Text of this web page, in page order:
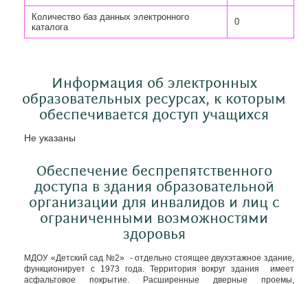
Количество баз данных электронного
каталога
0
Информация об электронных
образовательных ресурсах, к которым
обеспечивается доступ учащихся
Не указаны
Обеспечение беспрепятственного
доступа в здания образовательной
организации для инвалидов и лиц с
ограниченными возможностями
здоровья
МДОУ «Детский сад №2» - отдельно стоящее двухэтажное здание,
функционирует с 1973 года. Территория вокруг здания имеет
асфальтовое покрытие. Расширенные дверные проемы,